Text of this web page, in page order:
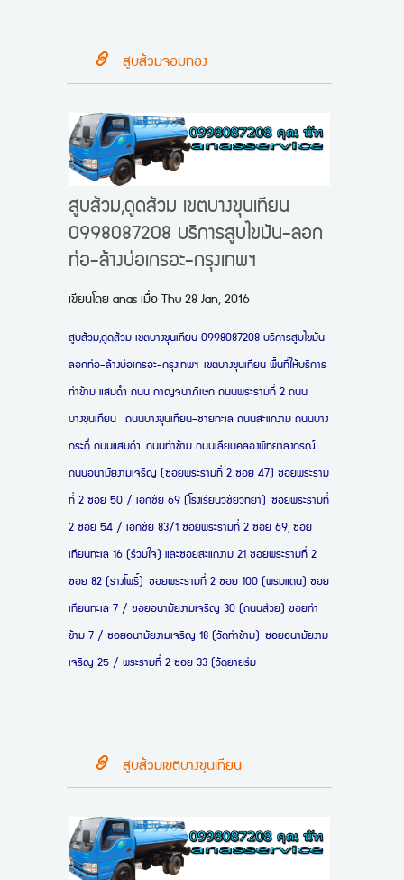
สูบส้วมจอมทอง
สูบส้วม,ดูดส้วม เขตบางขุนเทียน
0998087208 บริการสูบไขมัน-ลอก
ท่อ-ล้างบ่อเกรอะ-กรุงเทพฯ
เขียนโดย anas เมื่อ Thu 28 Jan, 2016
สูบส้วม,ดูดส้วม เขตบางขุนเทียน 0998087208 บริการสูบไขมัน-
ลอกท่อ-ล้างบ่อเกรอะ-กรุงเทพฯ เขตบางขุนเทียน พื้นที่ให้บริการ
ท่าข้าม แสมดำ ถนน กาญจนาภิเษก ถนนพระรามที่ 2 ถนน
บางขุนเทียน ถนนบางขุนเทียน-ชายทะเล ถนนสะแกงาม ถนนบาง
กระดี่ ถนนแสมดำ ถนนท่าข้าม ถนนเลียบคลองพิทยาลงกรณ์
ถนนอนามัยงามเจริญ (ซอยพระรามที่ 2 ซอย 47) ซอยพระราม
ที่ 2 ซอย 50 / เอกชัย 69 (โรงเรียนวิชัยวิทยา) ซอยพระรามที่
2 ซอย 54 / เอกชัย 83/1 ซอยพระรามที่ 2 ซอย 69, ซอย
เทียนทะเล 16 (ร่วมใจ) และซอยสะแกงาม 21 ซอยพระรามที่ 2
ซอย 82 (รางโพธิ์) ซอยพระรามที่ 2 ซอย 100 (พรมแดน) ซอย
เทียนทะเล 7 / ซอยอนามัยงามเจริญ 30 (ถนนส่วย) ซอยท่า
ข้าม 7 / ซอยอนามัยงามเจริญ 18 (วัดท่าข้าม) ซอยอนามัยงาม
เจริญ 25 / พระรามที่ 2 ซอย 33 (วัดยายร่ม
สูบส้วมเขตบางขุนเทียน